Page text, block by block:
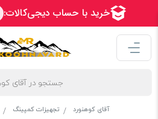
آقای کوهنورد تجهیزات کمپینگ